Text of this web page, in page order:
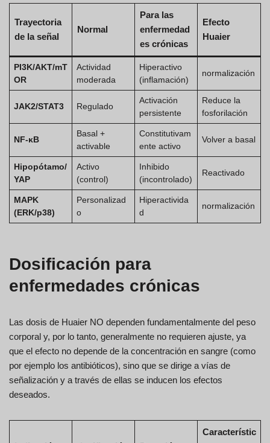
Trayectoria
de la señal
Normal
Para las
enfermedad
es crónicas
Efecto
Huaier
PI3K/AKT/mT
OR
Actividad
moderada
Hiperactivo
(inflamación)
normalización
JAK2/STAT3 Regulado
Activación
persistente
Reduce la
fosforilación
NF-κB
Basal +
activable
Constitutivam
ente activo
Volver a basal
Hipopótamo/
YAP
Activo
(control)
Inhibido
(incontrolado)
Reactivado
MAPK
(ERK/p38)
Personalizad
o
Hiperactivida
d
normalización
Dosificación para
enfermedades crónicas
Las dosis de Huaier NO dependen fundamentalmente del peso
corporal y, por lo tanto, generalmente no requieren ajuste, ya
que el efecto no depende de la concentración en sangre (como
por ejemplo los antibióticos), sino que se dirige a vías de
señalización y a través de ellas se inducen los efectos
deseados.
Característic